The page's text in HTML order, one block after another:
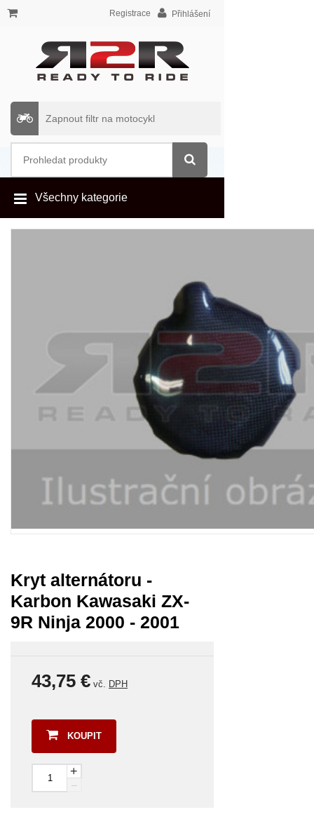
Přihlášení
Registrace
Zapnout filtr na motocykl
Všechny kategorie
Kryt alternátoru -
Karbon Kawasaki ZX-
9R Ninja 2000 - 2001
43,75 € vč. DPH
KOUPIT
+
–